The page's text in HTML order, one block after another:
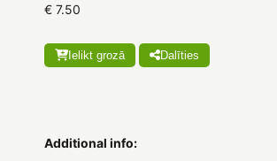
€ 7.50
Ielikt grozā Dalīties
Additional info: